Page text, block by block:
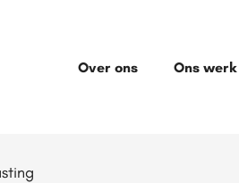
Over ons Ons werk